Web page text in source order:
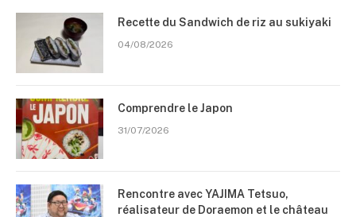
Recette du Sandwich de riz au sukiyaki
04/08/2026
Comprendre le Japon
31/07/2026
Rencontre avec YAJIMA Tetsuo,
réalisateur de Doraemon et le château